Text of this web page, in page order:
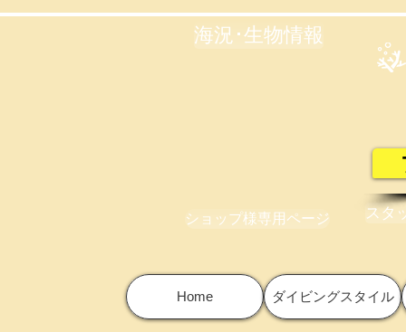
海況･生物情報
ショップ様専用ページ スタ
Home ダイビングスタイル